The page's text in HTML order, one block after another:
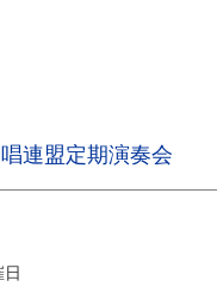
連盟定期演奏会
日